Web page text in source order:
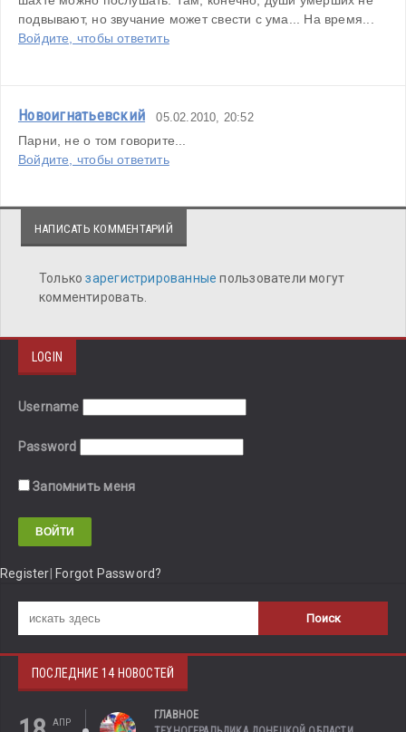
подвывают, но звучание может свести с ума... На время...
Войдите, чтобы ответить
Новоигнатьевский 05.02.2010, 20:52
Парни, не о том говорите...
Войдите, чтобы ответить
НАПИСАТЬ КОММЕНТАРИЙ
Толькозарегистрированныепользователи могут
комментировать.
LOGIN
Username
Password
Запомнить меня
Register Forgot Password?
ПОСЛЕДНИЕ 14 НОВОСТЕЙ
АПР
ГЛАВНОЕ